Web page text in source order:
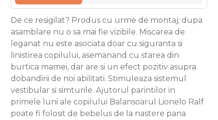
De ce resigilat? Produs cu urme de montaj; dupa
asamblare nu o sa mai fie vizibile. Miscarea de
leganat nu este asociata doar cu siguranta si
linistirea copilului, asemanand cu starea din
burtica mamei, dar are si un efect pozitiv asupra
dobandirii de noi abilitati. Stimuleaza sistemul
vestibular si simturile. Ajutorul parintilor in
primele luni ale copilului Balansoarul Lionelo Ralf
poate fi folosit de bebelus de la nastere pana